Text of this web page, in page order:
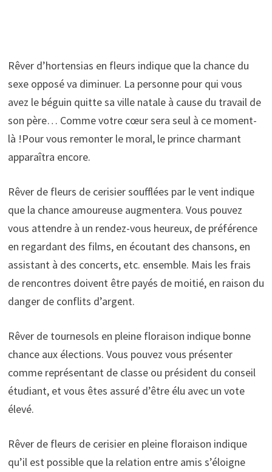
Rêver d’hortensias en fleurs indique que la chance du
sexe opposé va diminuer. La personne pour qui vous
avez le béguin quitte sa ville natale à cause du travail de
son père… Comme votre cœur sera seul à ce moment-
là !Pour vous remonter le moral, le prince charmant
apparaîtra encore.
Rêver de fleurs de cerisier soufflées par le vent indique
que la chance amoureuse augmentera. Vous pouvez
vous attendre à un rendez-vous heureux, de préférence
en regardant des films, en écoutant des chansons, en
assistant à des concerts, etc. ensemble. Mais les frais
de rencontres doivent être payés de moitié, en raison du
danger de conflits d’argent.
Rêver de tournesols en pleine floraison indique bonne
chance aux élections. Vous pouvez vous présenter
comme représentant de classe ou président du conseil
étudiant, et vous êtes assuré d’être élu avec un vote
élevé.
Rêver de fleurs de cerisier en pleine floraison indique
qu’il est possible que la relation entre amis s’éloigne